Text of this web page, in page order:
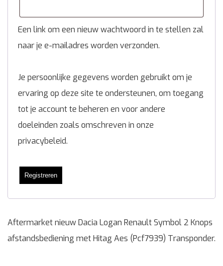
Een link om een nieuw wachtwoord in te stellen zal
naar je e-mailadres worden verzonden.
Je persoonlijke gegevens worden gebruikt om je
ervaring op deze site te ondersteunen, om toegang
tot je account te beheren en voor andere
doeleinden zoals omschreven in onze
privacybeleid.
Registreren
Aftermarket nieuw Dacia Logan Renault Symbol 2 Knops
afstandsbediening met Hitag Aes (Pcf7939) Transponder.